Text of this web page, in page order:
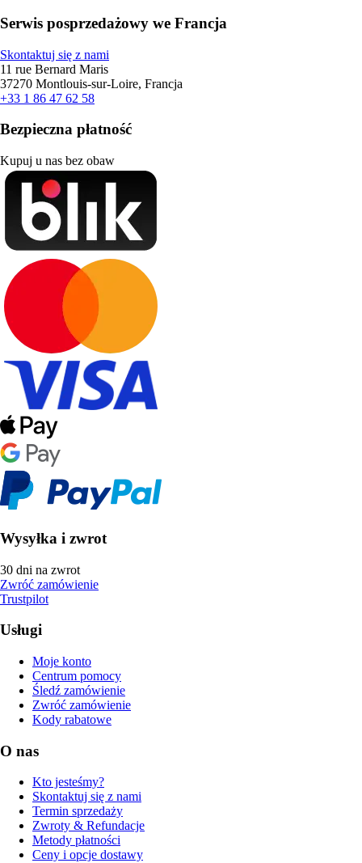
Serwis posprzedażowy we Francja
Skontaktuj się z nami
11 rue Bernard Maris
37270 Montlouis-sur-Loire, Francja
+33 1 86 47 62 58
Bezpieczna płatność
Kupuj u nas bez obaw
Wysyłka i zwrot
30 dni na zwrot
Zwróć zamówienie
Trustpilot
Usługi
Moje konto
Centrum pomocy
Śledź zamówienie
Zwróć zamówienie
Kody rabatowe
O nas
Kto jesteśmy?
Skontaktuj się z nami
Termin sprzedaży
Zwroty & Refundacje
Metody płatności
Ceny i opcje dostawy